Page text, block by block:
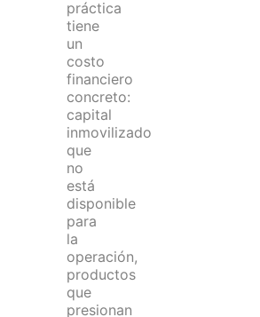
práctica
tiene
un
costo
financiero
concreto:
capital
inmovilizado
que
no
está
disponible
para
la
operación,
productos
que
presionan